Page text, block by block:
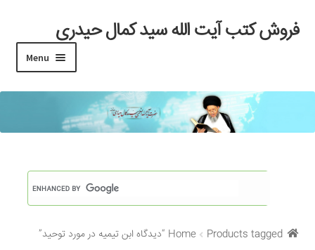
Skip
to
Skip
to
فروش کتب آیت الله سید کمال حیدری
Menu
خانه
#97 (بدون عنوان)
Checkout
My account
Home Products tagged “دیدگاه ابن تیمیه در مورد توحید”